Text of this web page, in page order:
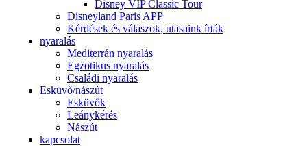
Disney VIP Classic Tour
Disneyland Paris APP
Kérdések és válaszok, utasaink írták
nyaralás
Mediterrán nyaralás
Egzotikus nyaralás
Családi nyaralás
Esküvő/nászút
Esküvők
Leánykérés
Nászút
kapcsolat